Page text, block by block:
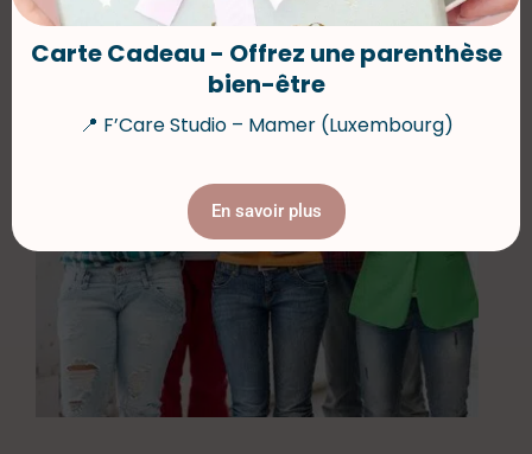
Carte Cadeau - Offrez une parenthèse
bien-être
📍 F’Care Studio – Mamer (Luxembourg)
En savoir plus